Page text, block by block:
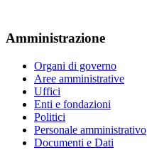
Amministrazione
Organi di governo
Aree amministrative
Uffici
Enti e fondazioni
Politici
Personale amministrativo
Documenti e Dati